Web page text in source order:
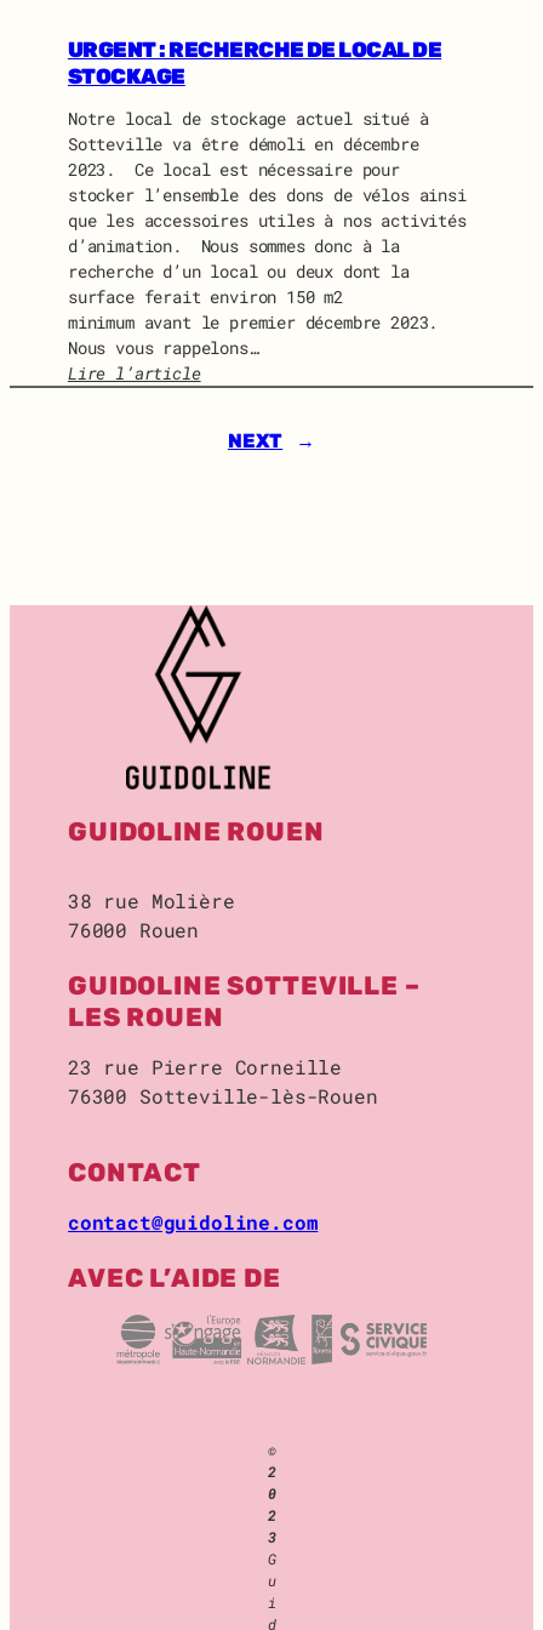
O
N
E
I
N
E
W
S
J
U
I
L
L
E
T
URGENT : RECHERCHE DE LOCAL DE
STOCKAGE
Notre local de stockage actuel situé à
Sotteville va être démoli en décembre
2023. Ce local est nécessaire pour
stocker l’ensemble des dons de vélos ainsi
que les accessoires utiles à nos activités
d’animation. Nous sommes donc à la
recherche d’un local ou deux dont la
surface ferait environ 150 m2
minimum avant le premier décembre 2023.
Nous vous rappelons…
Lire l’article
R
E
C
H
E
R
H
D
O
L
D
S
O
K
G
E
NEXT →
GUIDOLINE ROUEN
38 rue Molière
76000 Rouen
GUIDOLINE SOTTEVILLE –
LES ROUEN
23 rue Pierre Corneille
76300 Sotteville-lès-Rouen
CONTACT
contact@guidoline.com
AVEC L’AIDE DE
©
2
0
2
3
G
u
i
d